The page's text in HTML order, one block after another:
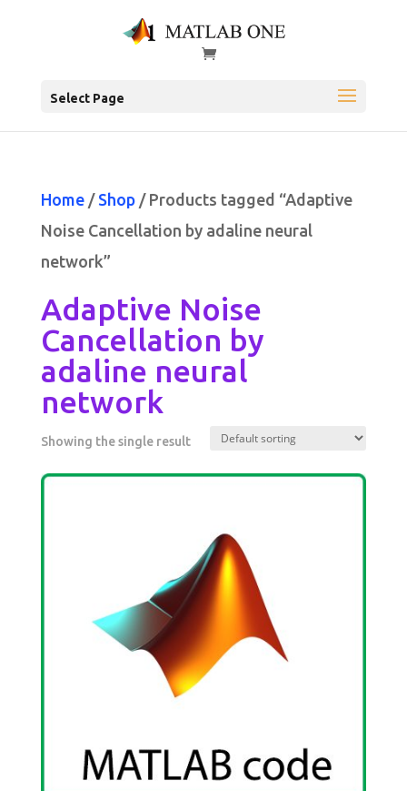
Select Page
Home/ Shop/ Products tagged “Adaptive
Noise Cancellation by adaline neural
network”
Adaptive Noise
Cancellation by
adaline neural
network
Showing the single result